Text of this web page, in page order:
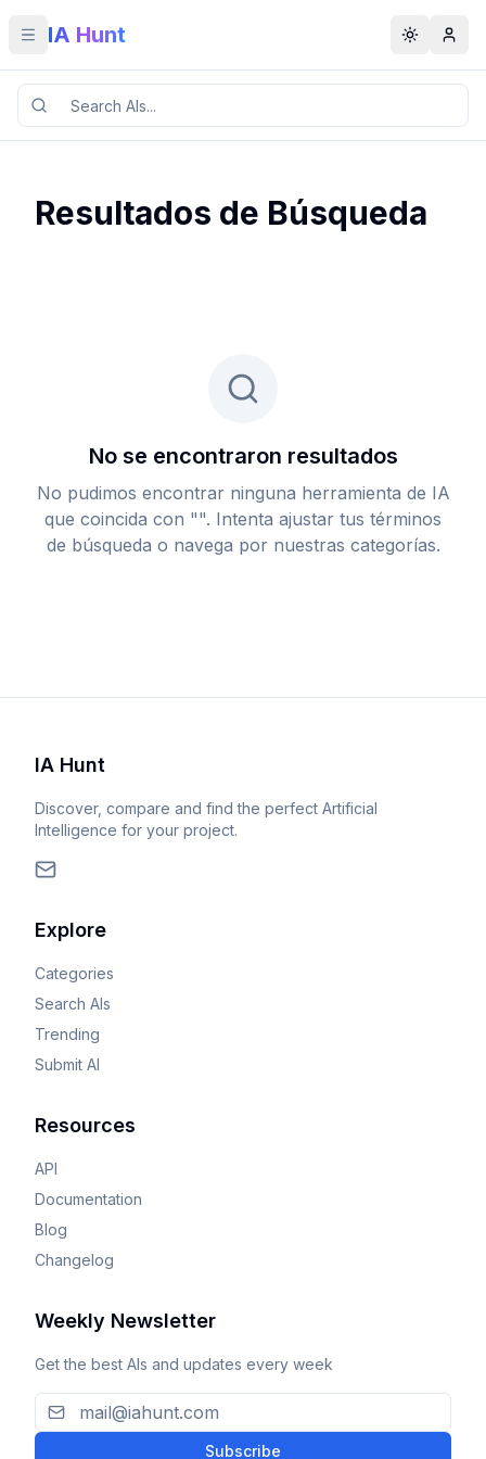
Toggle menu
IA Hunt Toggle
Resultados de Búsqueda
No se encontraron resultados
No pudimos encontrar ninguna herramienta de IA
que coincida con "". Intenta ajustar tus términos
de búsqueda o navega por nuestras categorías.
IA Hunt
Discover, compare and find the perfect Artificial
Intelligence for your project.
Explore
Categories
Search AIs
Trending
Submit AI
Resources
API
Documentation
Blog
Changelog
Weekly Newsletter
Get the best AIs and updates every week
Subscribe